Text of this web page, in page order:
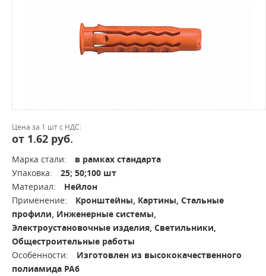
Цена за 1 шт с НДС:
от 1.62 руб.
Марка стали:
в рамках стандарта
Упаковка:
25; 50;100 шт
Материал:
Нейлон
Применение:
Кронштейны, Картины, Стальные
профили, Инженерные системы,
Электроустановочные изделия, Светильники,
Общестроительные работы
Особенности:
Изготовлен из высококачественного
полиамида РА6